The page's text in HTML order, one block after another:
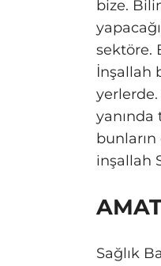
bize.
sektöre.
İnşallah
yanında
inşallah
Sağlık